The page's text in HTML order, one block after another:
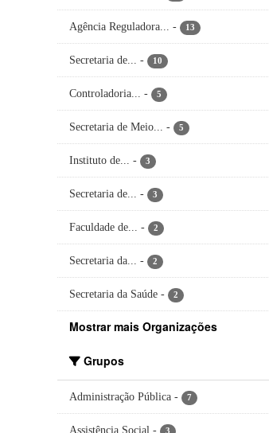
Agência Reguladora... - 13
Secretaria de... - 10
Controladoria... - 5
Secretaria de Meio... - 5
Instituto de... - 3
Secretaria de... - 3
Faculdade de... - 2
Secretaria da... - 2
Secretaria da Saúde - 2
Mostrar mais Organizações
Grupos
Administração Pública - 7
Assistência Social - 3